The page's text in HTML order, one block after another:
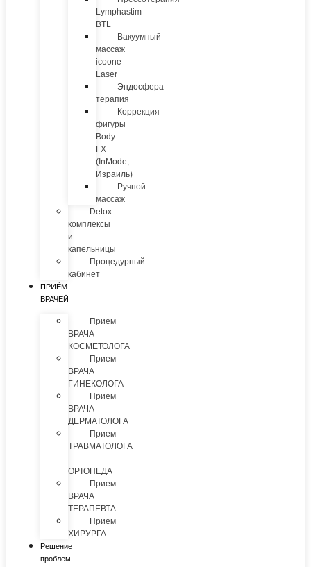
Lymphastim
BTL
Вакуумный
массаж
icoone
Laser
Эндосфера
терапия
Коррекция
фигуры
Body
FX
(InMode,
Израиль)
Ручной
массаж
Detox
комплексы
и
капельницы
Процедурный
кабинет
ПРИЁМ
ВРАЧЕЙ
Прием
ВРАЧА
КОСМЕТОЛОГА
Прием
ВРАЧА
ГИНЕКОЛОГА
Прием
ВРАЧА
ДЕРМАТОЛОГА
Прием
ТРАВМАТОЛОГА
—
ОРТОПЕДА
Прием
ВРАЧА
ТЕРАПЕВТА
Прием
ХИРУРГА
Решение
проблем